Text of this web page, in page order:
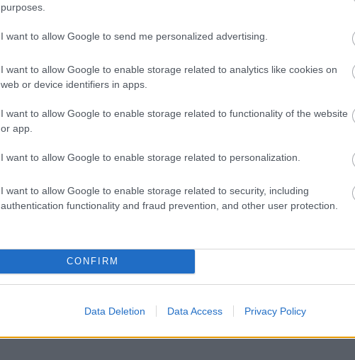
purposes.
I want to allow Google to send me personalized advertising.
I want to allow Google to enable storage related to analytics like cookies on
web or device identifiers in apps.
I want to allow Google to enable storage related to functionality of the website
or app.
I want to allow Google to enable storage related to personalization.
I want to allow Google to enable storage related to security, including
authentication functionality and fraud prevention, and other user protection.
CONFIRM
Data Deletion Data Access Privacy Policy